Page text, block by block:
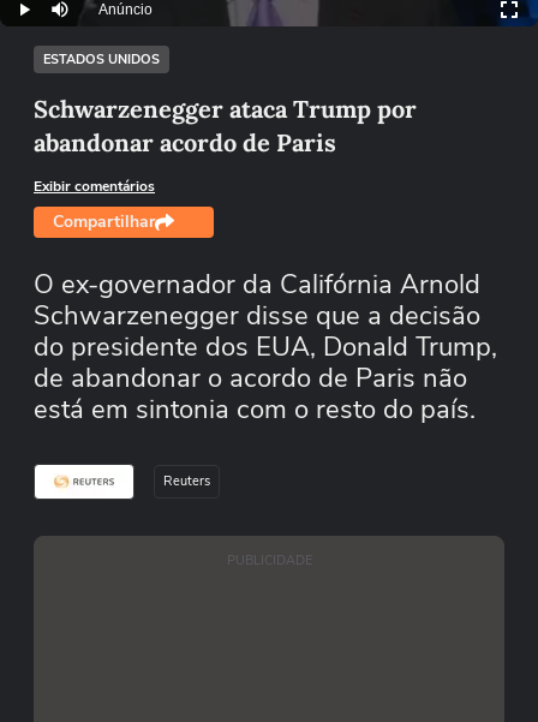
Play Mutar Anúncio
ESTADOS UNIDOS
Schwarzenegger ataca Trump por
abandonar acordo de Paris
Exibir comentários
Compartilhar
O ex-governador da Califórnia Arnold
Schwarzenegger disse que a decisão
do presidente dos EUA, Donald Trump,
de abandonar o acordo de Paris não
está em sintonia com o resto do país.
Reuters
PUBLICIDADE